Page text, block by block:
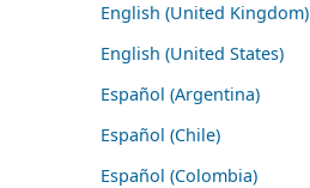
English (United Kingdom)
English (United States)
Español (Argentina)
Español (Chile)
Español (Colombia)